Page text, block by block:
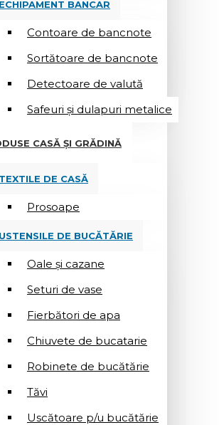
ECHIPAMENT BANCAR
Contoare de bancnote
Sortătoare de bancnote
Detectoare de valută
Safeuri și dulapuri metalice
CASĂ ȘI GRĂDINĂ
TEXTILE DE CASĂ
Prosoape
USTENSILE DE BUCĂTĂRIE
Oale și cazane
Seturi de vase
Fierbători de apa
Chiuvete de bucatarie
Robinete de bucătărie
Tăvi
Uscătoare p/u bucătărie